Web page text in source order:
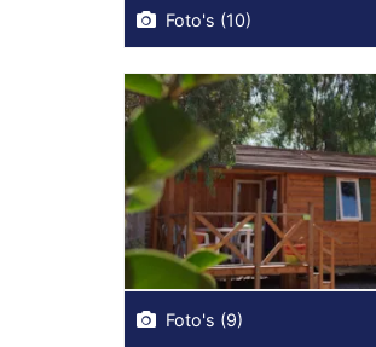
Foto's (10)
Foto's (9)